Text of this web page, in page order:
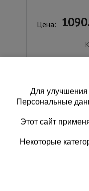
Цена:
Для улучшения
Персональные
Этот сайт
Некоторые